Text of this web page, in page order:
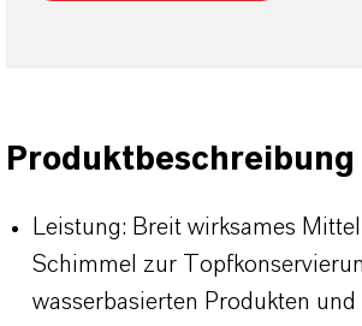
Produktbeschreibung
Leistung: Breit wirksames
Schimmel zur
wasserbasierten Produkten und